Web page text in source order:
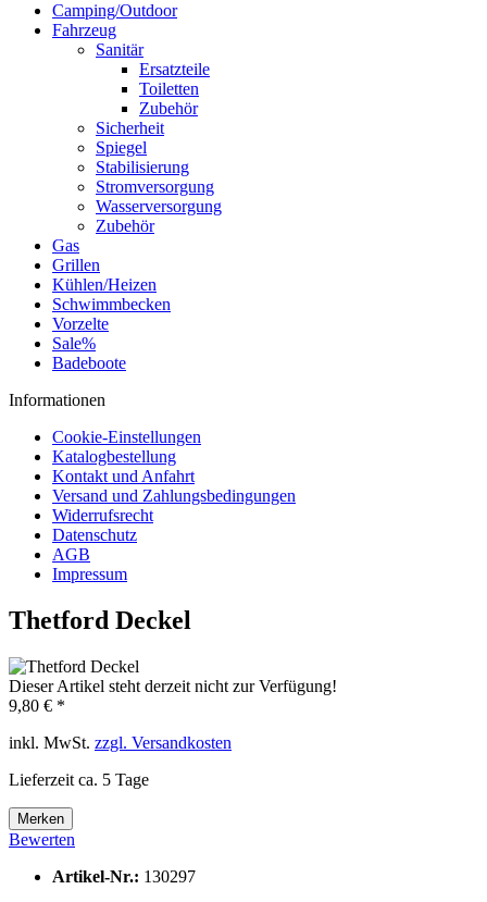
Camping/Outdoor
Fahrzeug
Sanitär
Ersatzteile
Toiletten
Zubehör
Sicherheit
Spiegel
Stabilisierung
Stromversorgung
Wasserversorgung
Zubehör
Gas
Grillen
Kühlen/Heizen
Schwimmbecken
Vorzelte
Sale%
Badeboote
Informationen
Cookie-Einstellungen
Katalogbestellung
Kontakt und Anfahrt
Versand und Zahlungsbedingungen
Widerrufsrecht
Datenschutz
AGB
Impressum
Thetford Deckel
Dieser Artikel steht derzeit nicht zur Verfügung!
9,80 € *
inkl. MwSt. zzgl. Versandkosten
Lieferzeit ca. 5 Tage
Merken
Bewerten
Artikel-Nr.: 130297